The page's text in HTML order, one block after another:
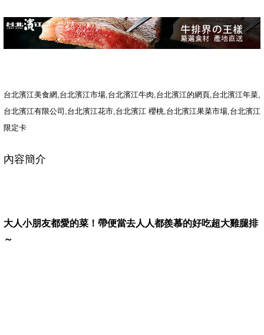
台北濱江美食網,台北濱江市場,台北濱江牛肉,台北濱江的網頁,台北濱江年菜,
台北濱江有限公司,台北濱江花市,台北濱江 櫻桃,台北濱江果菜市場,台北濱江
限定卡
內容簡介
大人小朋友都愛的菜！帶便當去人人都羨慕的好吃超大雞腿排
～